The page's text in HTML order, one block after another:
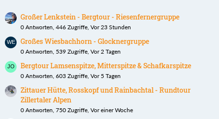
Großer Lenkstein - Bergtour - Riesenfernergruppe
0 Antworten, 446 Zugriffe, Vor 23 Stunden
Großes Wiesbachhorn - Glocknergruppe
0 Antworten, 539 Zugriffe, Vor 2 Tagen
Bergtour Lamsenspitze, Mitterspitze & Schafkarspitze
0 Antworten, 603 Zugriffe, Vor 5 Tagen
Zittauer Hütte, Rosskopf und Rainbachtal - Rundtour
Zillertaler Alpen
0 Antworten, 750 Zugriffe, Vor einer Woche